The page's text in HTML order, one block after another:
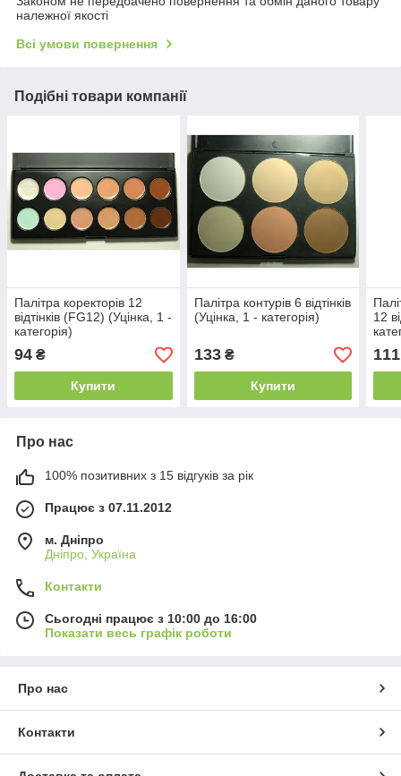
належної якості
Всі умови повернення
Подібні товари компанії
Палітра коректорів 12
відтінків (FG12) (Уцінка, 1 -
категорія)
94 ₴
Купити
Палітра контурів 6 відтінків
(Уцінка, 1 - категорія)
133₴
Купити
12
111
Про нас
100% позитивних з 15 відгуків за рік
Працює з 07.11.2012
м. Дніпро
Дніпро, Україна
Контакти
Сьогодні працює з 10:00 до 16:00
Показати весь графік роботи
Про нас
Контакти